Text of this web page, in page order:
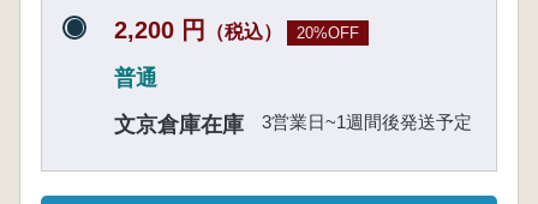
2,200 円 （税込） 20%OFF
普通
文京倉庫在庫
3営業日~1週間後発送予定